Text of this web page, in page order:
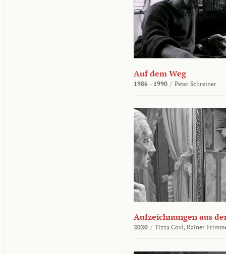
Auf dem Weg
1986 - 1990 / Peter Schreiner
Aufzeichnungen aus
2020 / Tizza Covi, Rainer